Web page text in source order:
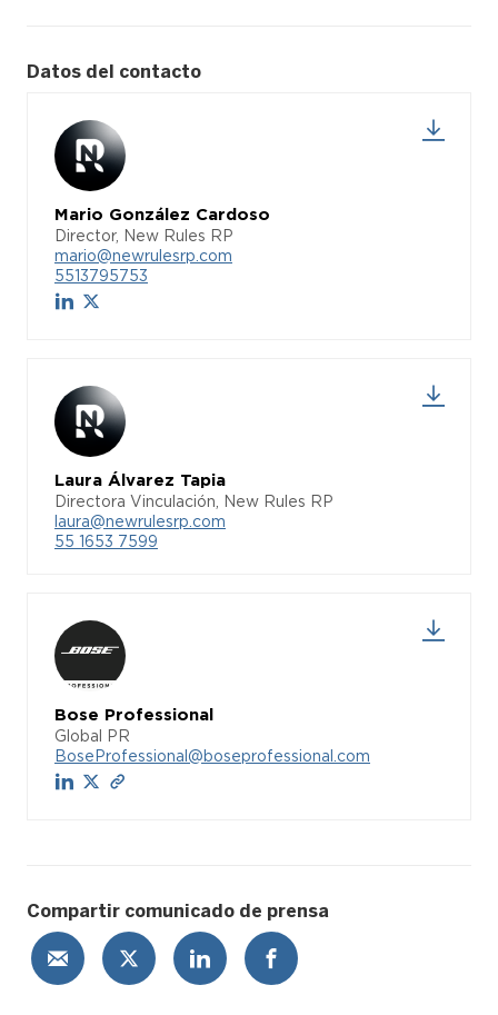
Datos del contacto
Mario González Cardoso
Director, New Rules RP
mario@newrulesrp.com
5513795753
Laura Álvarez Tapia
Directora Vinculación, New Rules RP
laura@newrulesrp.com
55 1653 7599
Bose Professional
Global PR
BoseProfessional@boseprofessional.com
Compartir comunicado de prensa